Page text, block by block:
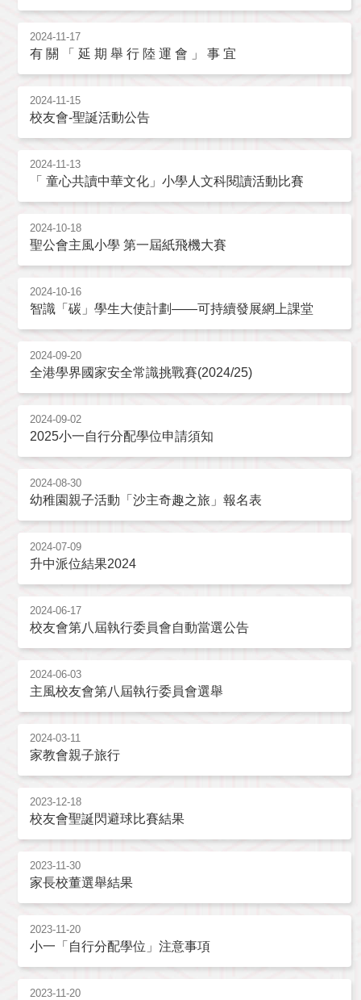
2024-11-17
有 關 「 延 期 舉 行 陸 運 會 」 事 宜
2024-11-15
校友會-聖誕活動公告
2024-11-13
「 童心共讀中華文化」小學人文科閱讀活動比賽
2024-10-18
聖公會主風小學 第一屆紙飛機大賽
2024-10-16
智識「碳」學生大使計劃——可持續發展網上課堂
2024-09-20
全港學界國家安全常識挑戰賽(2024/25)
2024-09-02
2025小一自行分配學位申請須知
2024-08-30
幼稚園親子活動「沙主奇趣之旅」報名表
2024-07-09
升中派位結果2024
2024-06-17
校友會第八屆執行委員會自動當選公告
2024-06-03
主風校友會第八屆執行委員會選舉
2024-03-11
家教會親子旅行
2023-12-18
校友會聖誕閃避球比賽結果
2023-11-30
家長校董選舉結果
2023-11-20
小一「自行分配學位」注意事項
2023-11-20